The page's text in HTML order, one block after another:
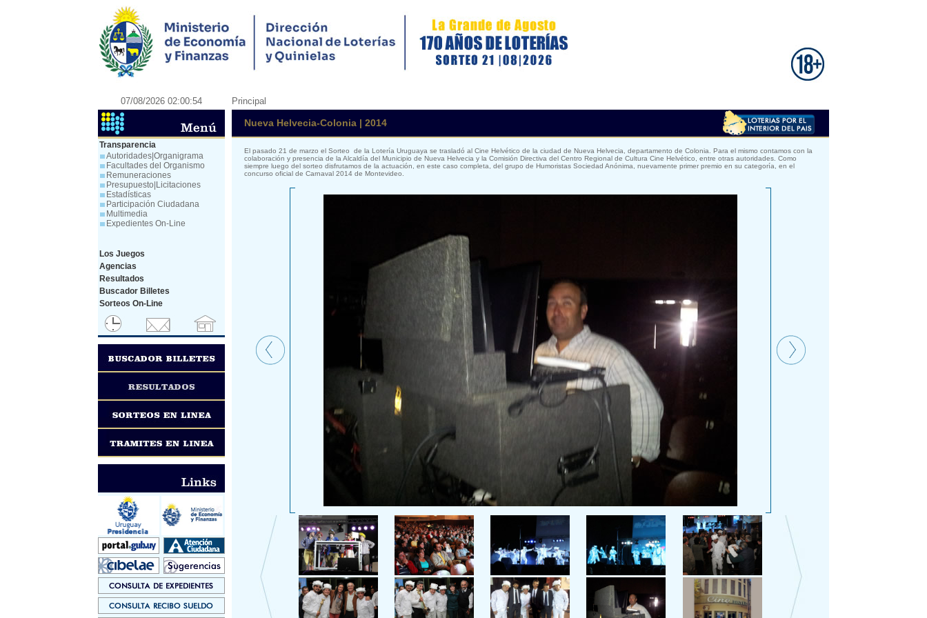
07/08/2026 02:00:54 Principal
Transparencia
Autoridades|Organigrama
Facultades del Organismo
Remuneraciones
Presupuesto|Licitaciones
Estadísticas
Participación Ciudadana
Multimedia
Expedientes On-Line
Los Juegos
Agencias
Resultados
Buscador Billetes
Sorteos On-Line
Nueva Helvecia-Colonia | 2014
El pasado 21 de marzo el Sorteo de la Lotería Uruguaya se trasladó al Cine Helvético de la ciudad de Nueva Helvecia, departamento de Colonia. Para el mismo contamos con la
colaboración y presencia de la Alcaldía del Municipio de Nueva Helvecia y la Comisión Directiva del Centro Regional de Cultura Cine Helvético, entre otras autoridades. Como
siempre luego del sorteo disfrutamos de la actuación, en este caso completa, del grupo de Humoristas Sociedad Anónima, nuevamente primer premio en su categoría, en el
concurso oficial de Carnaval 2014 de Montevideo.